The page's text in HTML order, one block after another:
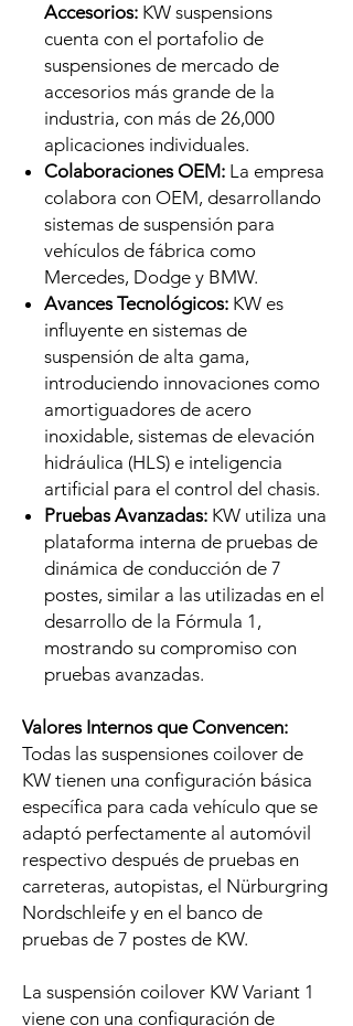
Accesorios: KW suspensions
cuenta con el portafolio de
suspensiones de mercado de
accesorios más grande de la
industria, con más de 26,000
aplicaciones individuales.
Colaboraciones OEM: La empresa
colabora con OEM, desarrollando
sistemas de suspensión para
vehículos de fábrica como
Mercedes, Dodge y BMW.
Avances Tecnológicos: KW es
influyente en sistemas de
suspensión de alta gama,
introduciendo innovaciones como
amortiguadores de acero
inoxidable, sistemas de elevación
hidráulica (HLS) e inteligencia
artificial para el control del chasis.
Pruebas Avanzadas: KW utiliza una
plataforma interna de pruebas de
dinámica de conducción de 7
postes, similar a las utilizadas en el
desarrollo de la Fórmula 1,
mostrando su compromiso con
pruebas avanzadas.
Valores Internos que Convencen:
Todas las suspensiones coilover de
KW tienen una configuración básica
específica para cada vehículo que se
adaptó perfectamente al automóvil
respectivo después de pruebas en
carreteras, autopistas, el Nürburgring
Nordschleife y en el banco de
pruebas de 7 postes de KW.
La suspensión coilover KW Variant 1
viene con una configuración de